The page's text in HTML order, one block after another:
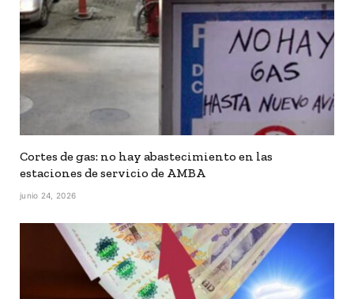
Cortes de gas: no hay abastecimiento en las
estaciones de servicio de AMBA
junio 24, 2026